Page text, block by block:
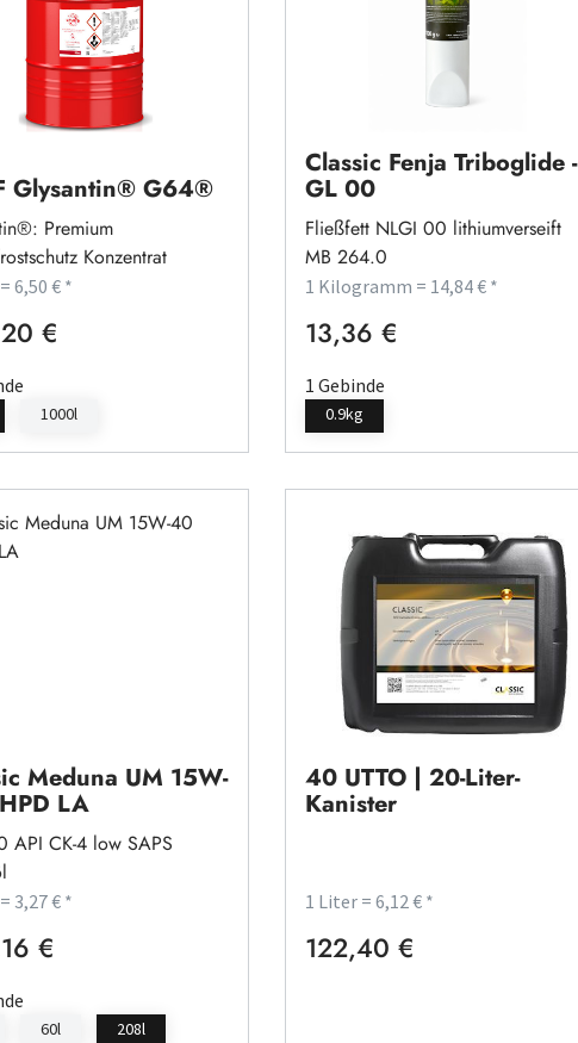
Glysantin® G64®
Premium
Konzentrat
6,50 € *
Preis:
€
1000l
Classic Fenja Triboglide -
GL 00
Fließfett NLGI 00 lithiumverseift
MB 264.0
1 Kilogramm = 14,84 € *
Regulärer Preis:
13,36 €
1 Gebinde
0.9kg
Meduna UM 15W-
LA
API CK-4 low SAPS
3,27 € *
Preis:
€
60l 208l
40 UTTO | 20-Liter-
Kanister
1 Liter = 6,12 € *
Regulärer Preis:
122,40 €